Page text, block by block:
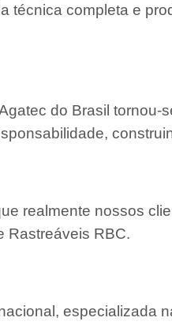
técnica completa e
do Brasil
realmente nossos
Rastreáveis RBC.
especializada